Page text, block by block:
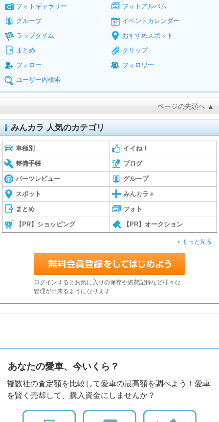
フォトギャラリー
フォトアルバム
グループ
イベントカレンダー
ラップタイム
おすすめスポット
まとめ
クリップ
フォロー
フォロワー
ユーザー内検索
ページの先頭へ ▲
みんカラ 人気のカテゴリ
車種別 イイね！
整備手帳 ブログ
パーツレビュー グループ
スポット みんカラ＋
まとめ フォト
【PR】ショッピング 【PR】オークション
もっと見る
ログインするとお気に入りの保存や燃費記録など様々な
管理が出来るようになります
あなたの愛車、今いくら？
複数社の査定額を比較して愛車の最高額を調べよう！愛車
を賢く売却して、購入資金にしませんか？